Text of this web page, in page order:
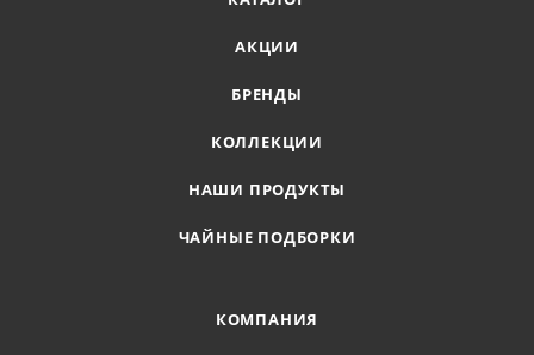
АКЦИИ
БРЕНДЫ
КОЛЛЕКЦИИ
НАШИ ПРОДУКТЫ
ЧАЙНЫЕ ПОДБОРКИ
КОМПАНИЯ